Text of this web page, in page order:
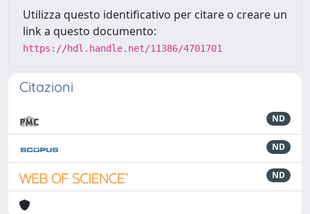
Utilizza questo identificativo per citare o creare un
link a questo documento:
https://hdl.handle.net/11386/4701701
Citazioni
ND
ND
ND